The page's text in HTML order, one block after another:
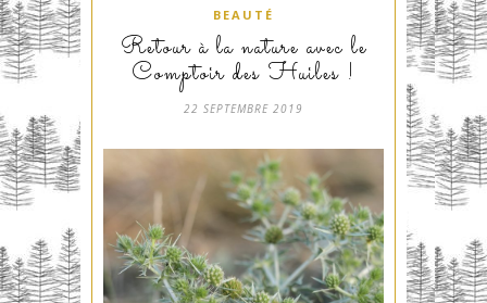
BEAUTÉ
Retour à la nature avec le
Comptoir des Huiles !
22 SEPTEMBRE 2019